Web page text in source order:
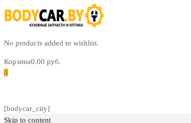
No products added to wishlist.
Корзина0.00 руб.
0
[bodycar_city]
Skip to content